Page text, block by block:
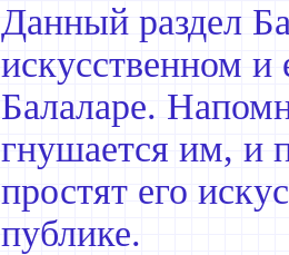
Данный раздел
искусственном и
Балаларе.
гнушается им, и
простят его
публике.